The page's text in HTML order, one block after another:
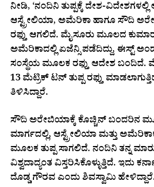
ನೀಡಿ, ‘ನಂದಿನಿ ತುಪ್ಪಕ್ಕೆ ದೇಶ-
ಆಸ್ಟ್ರೇಲಿಯಾ, ಅಮೆರಿಕಾ ಹಾಗೂ ಸೌದಿ
ರಫ್ತು ಆಗಲಿದೆ. ಮೈಸೂರು ಮೂಲದ
ಅಮೆರಿಕಾದಲ್ಲಿ ಏಜೆನ್ಸಿ ಪಡೆದಿದ್ದು, ಈಸ್ಟ್
ಸಂಸ್ಥೆಯ ಮೂಲಕ ರಫ್ತು ಆದೇಶ ಬಂದಿದೆ.
13 ಮೆಟ್ರಿಕ್ ಟನ್ ತುಪ್ಪ ರಫ್ತು
ತಿಳಿಸಿದ್ದಾರೆ.
ಸೌದಿ ಅರೇಬಿಯಾಕ್ಕೆ ಕೊಚ್ಚಿನ್ ಬಂದರಿನ
ಮಾರ್ಗದಲ್ಲಿ, ಆಸ್ಟ್ರೇಲಿಯಾ ಮತ್ತು
ಮೂಲಕ ತುಪ್ಪ ಸಾಗಲಿದೆ. ನಂದಿನಿ ತನ್ನ
ವಿಶ್ವದಾದ್ಯಂತ ವಿಸ್ತರಿಸಿಕೊಳ್ಳುತ್ತಿದೆ. ಇದು
ದೊಡ್ಡ ಗೌರವ ಎಂದು ಶಿವಸ್ವಾಮಿ